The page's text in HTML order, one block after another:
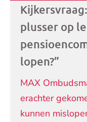
artikelen
plusser op
lopen?”
MAX
erachter
kunnen